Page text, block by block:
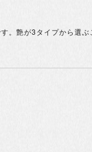
艶が3タイプから選ぶ